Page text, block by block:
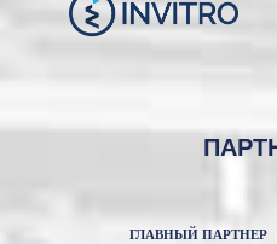
ГЛАВНЫЙ ПАРТНЕР